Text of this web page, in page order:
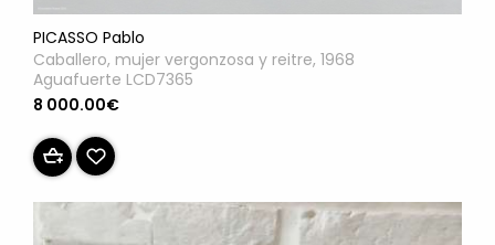
PICASSO Pablo
Caballero, mujer vergonzosa y reitre, 1968
Aguafuerte LCD7365
8 000.00€